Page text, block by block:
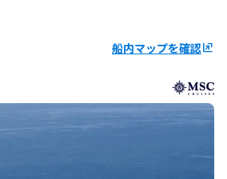
船内マップを確認ungroup